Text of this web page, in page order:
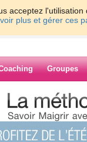
acceptez
plus et gérer ces
Groupes
> fandeteloche > Et